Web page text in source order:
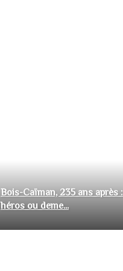
Bois-Caïman, 235 ans après
héros ou deme...